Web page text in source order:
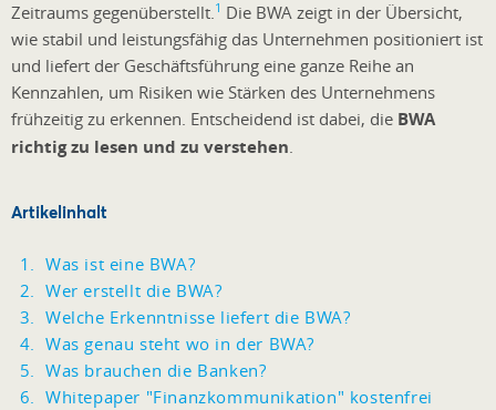
Zeitraums gegenüberstellt. 1 Die BWA zeigt in der Übersicht,
wie stabil und leistungsfähig das Unternehmen positioniert ist
und liefert der Geschäftsführung eine ganze Reihe an
Kennzahlen, um Risiken wie Stärken des Unternehmens
frühzeitig zu erkennen. Entscheidend ist dabei, die BWA
richtig zu lesen und zu verstehen
Artikelinhalt
Was ist eine BWA?
Wer erstellt die BWA?
Welche Erkenntnisse liefert die BWA?
Was genau steht wo in der BWA?
Was brauchen die Banken?
Whitepaper "Finanzkommunikation" kostenfrei